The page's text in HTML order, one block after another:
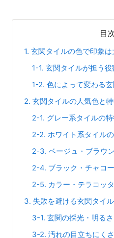
目
1. 玄関タイルの色で印象
1-1. 玄関タイルが担う役
1-2. 色によって変わる
2. 玄関タイルの人気色と
2-1. グレー系タイルの
2-2. ホワイト系タイル
2-3. ベージュ・ブラウ
2-4. ブラック・チャコ
2-5. カラー・テラコッ
3. 失敗を避ける玄関タイ
3-1. 玄関の採光・明る
3-2. 汚れの目立ちにく